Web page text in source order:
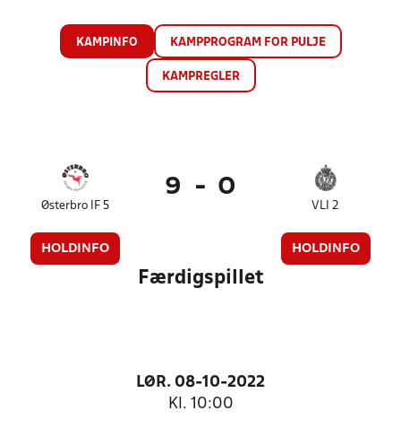
KAMPINFO KAMPPROGRAM FOR PULJE
KAMPREGLER
Østerbro IF 5
HOLDINFO
9 - 0
VLI 2
HOLDINFO
Færdigspillet
LØR. 08-10-2022
Kl. 10:00